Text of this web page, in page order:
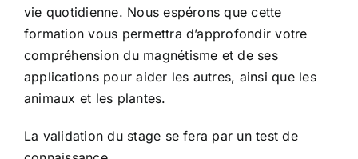
vie quotidienne. Nous espérons que cette
formation vous permettra d’approfondir votre
compréhension du magnétisme et de ses
applications pour aider les autres, ainsi que les
animaux et les plantes.
La validation du stage se fera par un test de